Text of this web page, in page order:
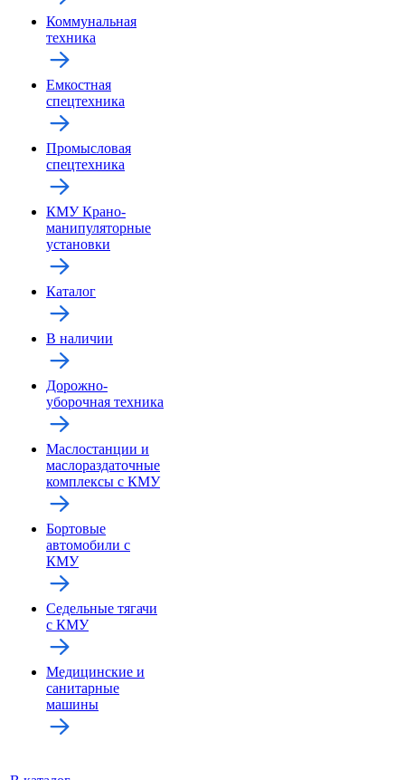
Коммунальная
техника
Емкостная
спецтехника
Промысловая
спецтехника
КМУ Крано-
манипуляторные
установки
Каталог
В наличии
Дорожно-
уборочная техника
Маслостанции и
маслораздаточные
комплексы с КМУ
Бортовые
автомобили с
КМУ
Седельные тягачи
с КМУ
Медицинские и
санитарные
машины